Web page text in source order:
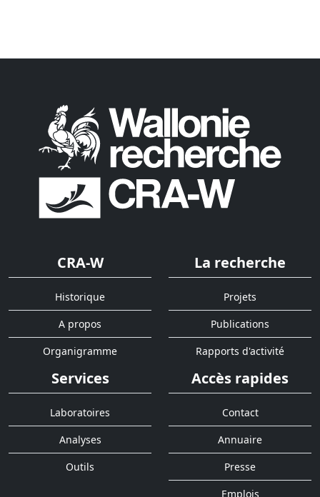
CRA-W
Historique
A propos
Organigramme
La recherche
Projets
Publications
Rapports d'activité
Services
Laboratoires
Analyses
Outils
Accès rapides
Contact
Annuaire
Presse
Emplois